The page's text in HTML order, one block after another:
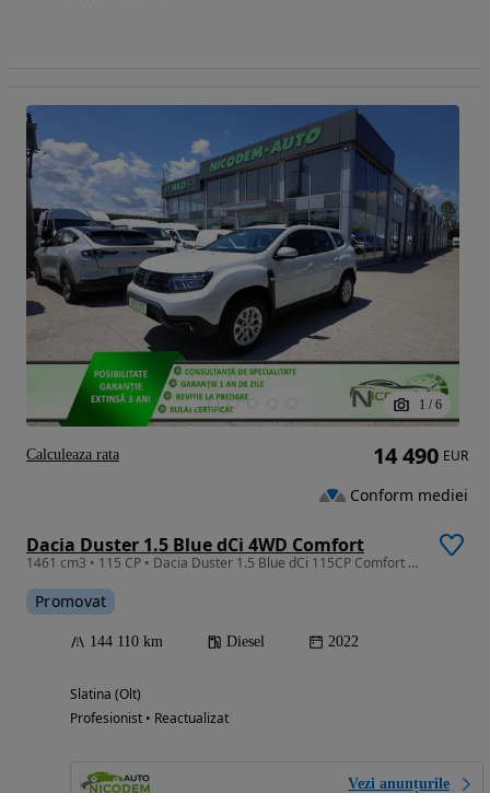
1 / 6
Dacia Duster 1.5 Blue dCi 4WD Comfort
1461 cm3 • 115 CP • Dacia Duster 1.5 Blue dCi 115CP Comfort 4WD
Promovat
144 110 km Diesel 2022
Slatina (Olt)
Profesionist • Reactualizat
Vezi anunțurile
14 490 EUR
Conform mediei
Calculeaza rata